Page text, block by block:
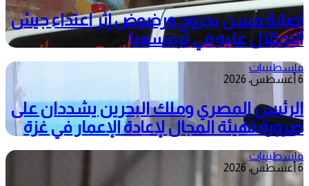
إصابة مسن بجروح ورضوض إثر اعتداء جيش
الاحتلال عليه في ترمسعيا
فلسطينيات
6 أغسطس، 2026
الرئيس المصري وملك البحرين يشددان على
ضرورة تهيئة المجال لإعادة الإعمار في غزة
فلسطينيات
6 أغسطس، 2026